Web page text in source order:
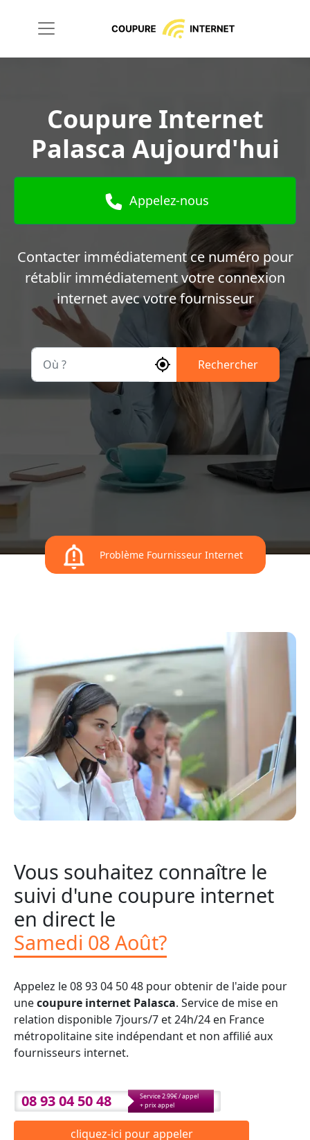
Coupure Internet
Palasca Aujourd'hui
Appelez-nous
Contacter immédiatement ce numéro pour
rétablir immédiatement votre connexion
internet avec votre fournisseur
Rechercher
Problème Fournisseur Internet
Vous souhaitez connaître le
suivi d'une coupure internet
en direct le
Samedi 08 Août?
Appelez le 08 93 04 50 48 pour obtenir de l'aide pour
unecoupure internet Palasca. Service de mise en
relation disponible 7jours/7 et 24h/24 en France
métropolitaine site indépendant et non affilié aux
fournisseurs internet.
08 93 04 50 48
Service 2.99€ / appel
+ prix appel
cliquez-ici pour appeler